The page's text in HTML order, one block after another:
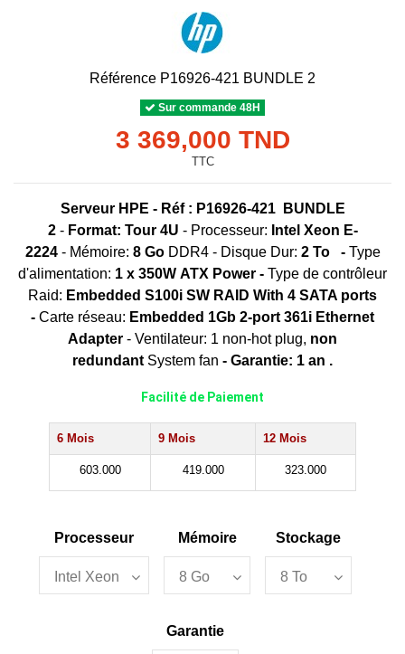
Référence P16926-421 BUNDLE 2
Sur commande 48H
3 369,000 TND
TTC
Serveur HPE - Réf : P16926-421 BUNDLE
2 - Format: Tour 4U - Processeur: Intel Xeon E-
2224- Mémoire: 8 Go DDR4 - Disque Dur: 2To - Type
d'alimentation: 1 x 350W ATX Power - Type de contrôleur
Raid: Embedded S100i SW RAID With 4 SATA ports
- Carte réseau: Embedded 1Gb 2-port 361i Ethernet
Adapter - Ventilateur: 1 non-hot plug, non
redundant System fan - Garantie: 1 an .
Facilité de Paiement
6 Mois 9 Mois 12 Mois
603.000 419.000 323.000
Processeur Mémoire Stockage
Garantie